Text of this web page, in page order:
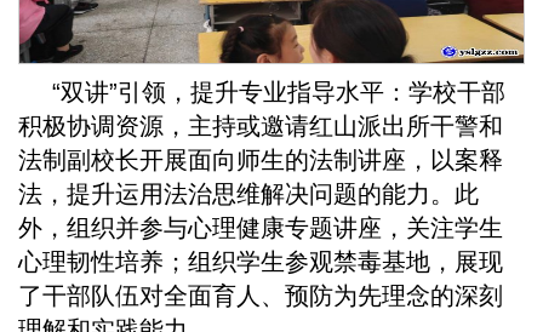
“双讲”引领，提升专业指导水平：学校干部
积极协调资源，主持或邀请红山派出所干警和
法制副校长开展面向师生的法制讲座，以案释
法，提升运用法治思维解决问题的能力。此
外，组织并参与心理健康专题讲座，关注学生
心理韧性培养；组织学生参观禁毒基地，展现
了干部队伍对全面育人、预防为先理念的深刻